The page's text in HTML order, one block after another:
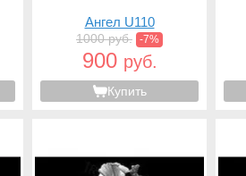
Ангел U110
1000 руб. -7%
900 руб.
Купить